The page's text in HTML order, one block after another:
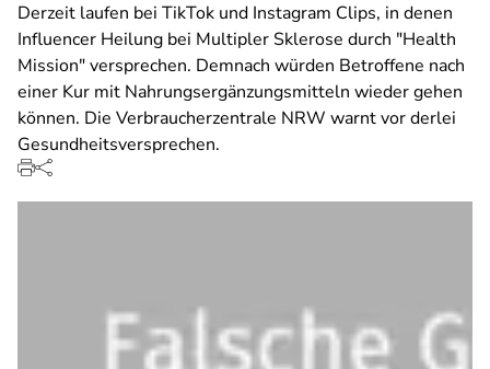
Derzeit laufen bei TikTok und Instagram Clips, in denen
Influencer Heilung bei Multipler Sklerose durch "Health
Mission" versprechen. Demnach würden Betroffene nach
einer Kur mit Nahrungsergänzungsmitteln wieder gehen
können. Die Verbraucherzentrale NRW warnt vor derlei
Gesundheitsversprechen.